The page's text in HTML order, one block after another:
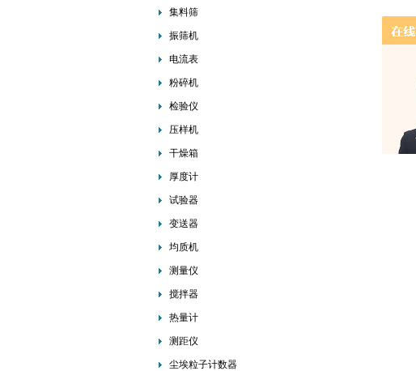
集料筛
振筛机
电流表
粉碎机
检验仪
压样机
干燥箱
厚度计
试验器
变送器
均质机
测量仪
搅拌器
热量计
测距仪
尘埃粒子计数器